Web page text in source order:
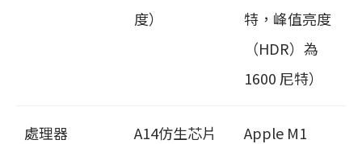
度）
特，峰值亮度
（HDR）為
1600 尼特）
處理器 A14仿生芯片 Apple M1